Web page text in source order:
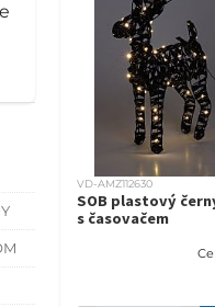
VD-AMZ112630
SOB plastový
s časovačem